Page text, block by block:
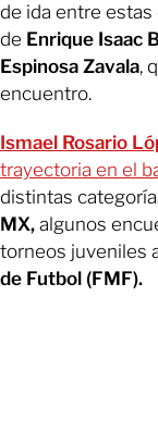
de ida entre estas
de Enrique Isaac
Espinosa Zavala,
encuentro.
Ismael Rosario
trayectoria en el
distintas
MX, algunos
torneos juveniles
de Futbol (FMF).